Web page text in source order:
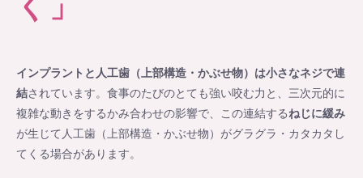
く」
インプラントと人工歯（上部構造・かぶせ物）は小さなネジで連
結されています。食事のたびのとても強い咬む力と、三次元的に
複雑な動きをするかみ合わせの影響で、この連結するねじに緩み
が生じて人工歯（上部構造・かぶせ物）がグラグラ・カタカタし
てくる場合があります。